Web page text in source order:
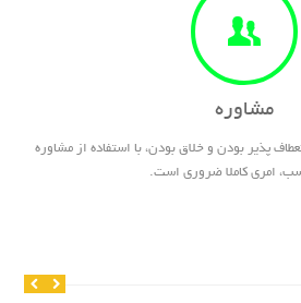
مشاوره
پذیر بودن و خلاق بودن، با استفاده از مشاوره
امری کاملا ضروری است.